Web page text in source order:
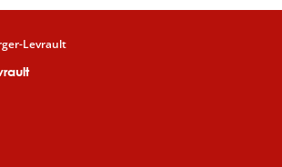
Levrault